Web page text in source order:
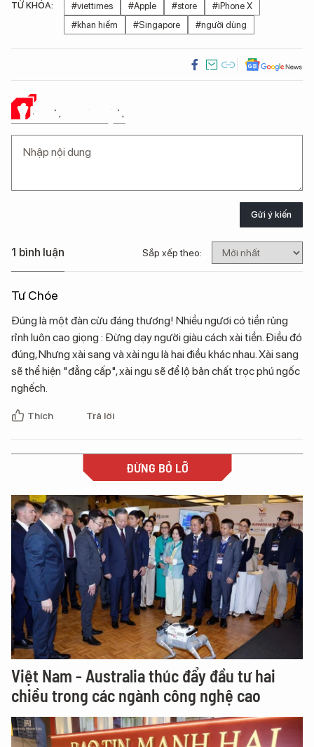
TỪ KHÓA: #viettimes #Apple #store
#iPhone X
#khan hiếm
#Singapore #người dùng
Ý KIẾN CỦA BẠN
Gửi ý kiến
1 bình luận Sắp xếp theo:
Tư Chóe
Đúng là một đàn cừu đáng thương! Nhiều ngươi có tiền rủng
rỉnh luôn cao giọng : Đừng dạy người giàu cách xài tiền. Điều đó
đúng, Nhưng xài sang và xài ngu là hai điều khác nhau. Xài sang
sẽ thể hiện "đẳng cấp", xài ngu sẽ để lộ bản chất trọc phú ngốc
nghếch.
Thích Trả lời
ĐỪNG BỎ LỠ
Việt Nam - Australia thúc đẩy đầu tư hai
chiều trong các ngành công nghệ cao